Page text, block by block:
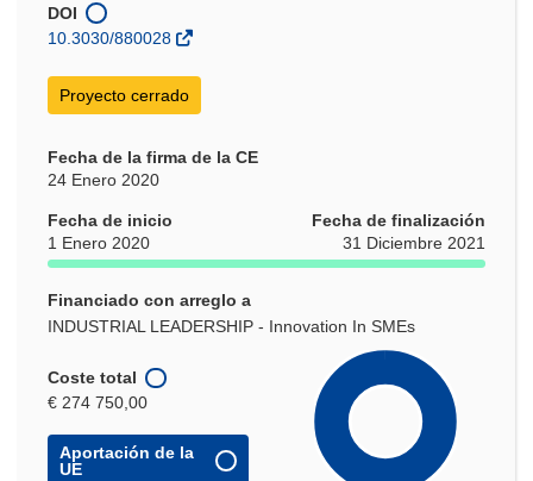
una
nueva
DOI
10.3030/880028
Proyecto cerrado
Fecha de la firma de la CE
24 Enero 2020
Fecha de inicio
1 Enero 2020
Fecha de finalización
31 Diciembre 2021
Financiado con arreglo a
INDUSTRIAL LEADERSHIP - Innovation In SMEs
Coste total
€ 274 750,00
Aportación de la
UE